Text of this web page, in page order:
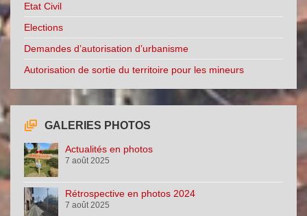
Etat Civil
Elections
Demandes d’autorisation d’urbanisme
Autorisation de sortie du territoire pour les mineurs
GALERIES PHOTOS
Actualités en photos
7 août 2025
Rétrospective en photos 2024
7 août 2025